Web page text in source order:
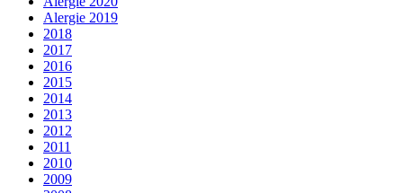
Alergie 2019
2018
2017
2016
2015
2014
2013
2012
2011
2010
2009